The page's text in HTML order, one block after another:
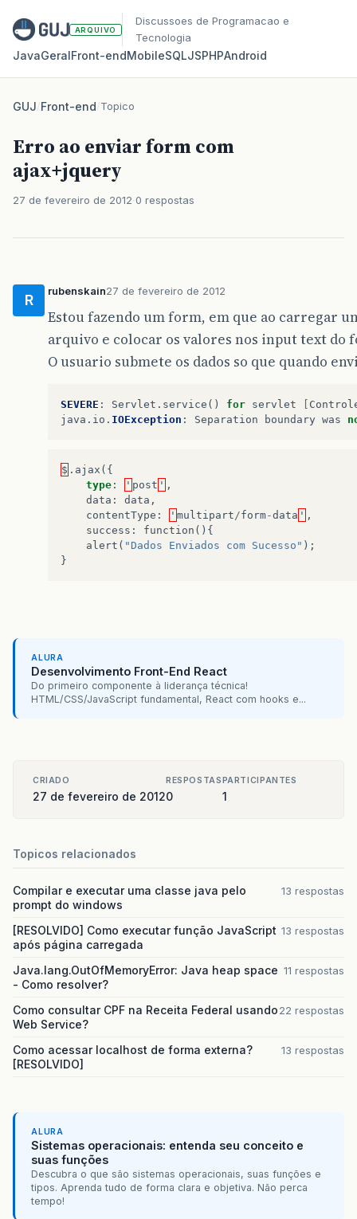
ARQUIVO
Discussoes de Programacao e
Tecnologia
JavaGeralFront‑endMobileSQLJSPHPAndroid
GUJ/Front-end/Topico
Erro ao enviar form com
ajax+jquery
27 de fevereiro de 2012 0 respostas
R
rubenskain27 de fevereiro de 2012
Estou fazendo um form, em que ao carregar
arquivo e colocar os valores nos input text do
O usuario submete os dados so que quando
SEVERE : Servlet . service () for servlet
java . io . IOException : Separation boundary was
$ . ajax ({
type : ' post ' ,
data : data ,
contentType : ' multipart/form-data ' ,
success : function (){
alert ( "Dados Enviados com Sucesso" );
}
ALURA
Desenvolvimento Front-End React
Do primeiro componente à liderança técnica!
HTML/CSS/JavaScript fundamental, React com hooks e...
CRIADO
27 de fevereiro de 2012
RESPOSTAS
0
PARTICIPANTES
1
Topicos relacionados
Compilar e executar uma classe java pelo
prompt do windows
13 respostas
[RESOLVIDO] Como executar função JavaScript
após página carregada
13 respostas
Java.lang.OutOfMemoryError: Java heap space
- Como resolver?
11 respostas
Como consultar CPF na Receita Federal usando
Web Service?
22 respostas
Como acessar localhost de forma externa?
[RESOLVIDO]
13 respostas
ALURA
Sistemas operacionais: entenda seu conceito e
suas funções
Descubra o que são sistemas operacionais, suas funções e
tipos. Aprenda tudo de forma clara e objetiva. Não perca
tempo!